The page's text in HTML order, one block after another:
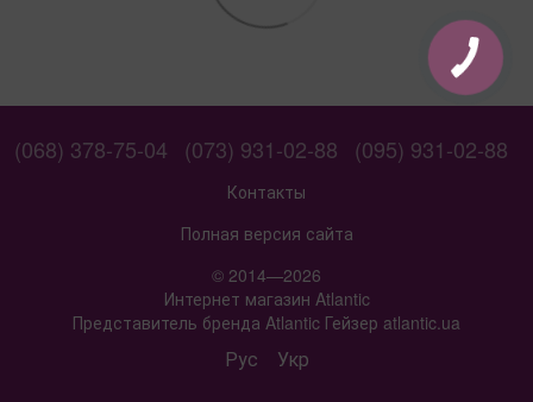
(068) 378-75-04 (073) 931-02-88 (095) 931-02-88
Контакты
Полная версия сайта
© 2014—2026
Интернет магазин Atlantic
Представитель бренда Atlantic Гейзер atlantic.ua
Рус Укр